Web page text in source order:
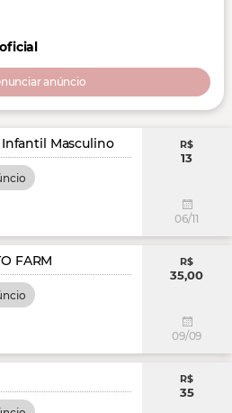
anúncio
Masculino R$
13
06/11
FARM R$
35,00
09/09
R$
35